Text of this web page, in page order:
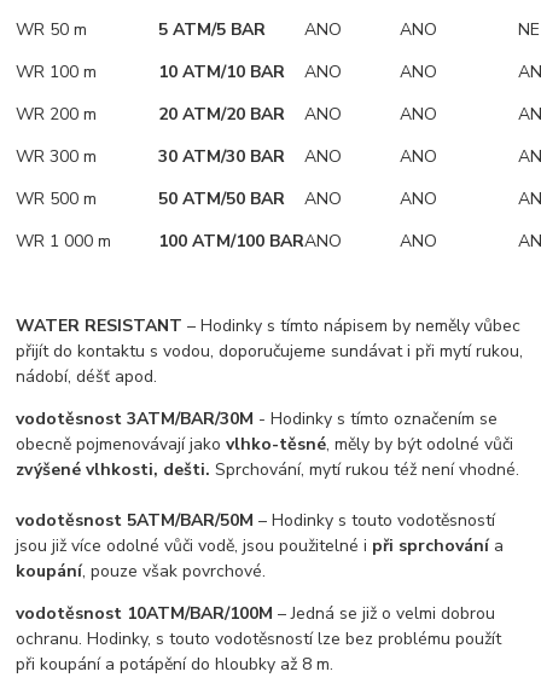
WR 50 m
5 ATM/5 BAR ANO ANO
NE
WR 100 m
10 ATM/10 BAR ANO ANO
WR 200 m
20 ATM/20 BAR ANO ANO
WR 300 m
30 ATM/30 BAR ANO ANO
WR 500 m
50 ATM/50 BAR ANO ANO
WR 1 000 m
100 ATM/100 BARANO ANO
WATER RESISTANT – Hodinky s tímto nápisem by neměly vůbec
přijít do kontaktu s vodou, doporučujeme sundávat i při mytí rukou,
nádobí, déšť apod.
vodotěsnost 3ATM/BAR/30M - Hodinky s tímto označením se
obecně pojmenovávají jakovlhko-těsné, měly by být odolné vůči
zvýšené vlhkosti, dešti. Sprchování, mytí rukou též není vhodné.
vodotěsnost 5ATM/BAR/50M – Hodinky s touto vodotěsností
jsou již více odolné vůči vodě, jsou použitelné i při sprchování a
koupání, pouze však povrchové.
vodotěsnost 10ATM/BAR/100M – Jedná se již o velmi dobrou
ochranu. Hodinky, s touto vodotěsností lze bez problému použít
při koupání a potápění do hloubky až 8 m.